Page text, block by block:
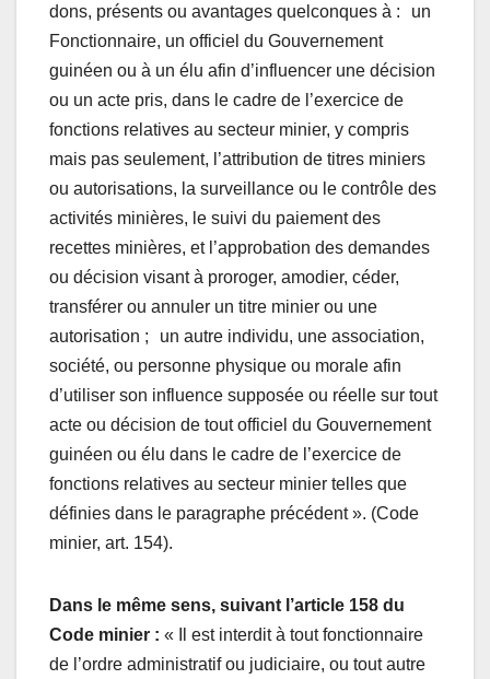
dons, présents ou avantages quelconques à : un
Fonctionnaire, un officiel du Gouvernement
guinéen ou à un élu afin d’influencer une décision
ou un acte pris, dans le cadre de l’exercice de
fonctions relatives au secteur minier, y compris
mais pas seulement, l’attribution de titres miniers
ou autorisations, la surveillance ou le contrôle des
activités minières, le suivi du paiement des
recettes minières, et l’approbation des demandes
ou décision visant à proroger, amodier, céder,
transférer ou annuler un titre minier ou une
autorisation ; un autre individu, une association,
société, ou personne physique ou morale afin
d’utiliser son influence supposée ou réelle sur tout
acte ou décision de tout officiel du Gouvernement
guinéen ou élu dans le cadre de l’exercice de
fonctions relatives au secteur minier telles que
définies dans le paragraphe précédent ». (Code
minier, art. 154).
Dans le même sens, suivant l’article 158 du
Code minier : « Il est interdit à tout fonctionnaire
de l’ordre administratif ou judiciaire, ou tout autre